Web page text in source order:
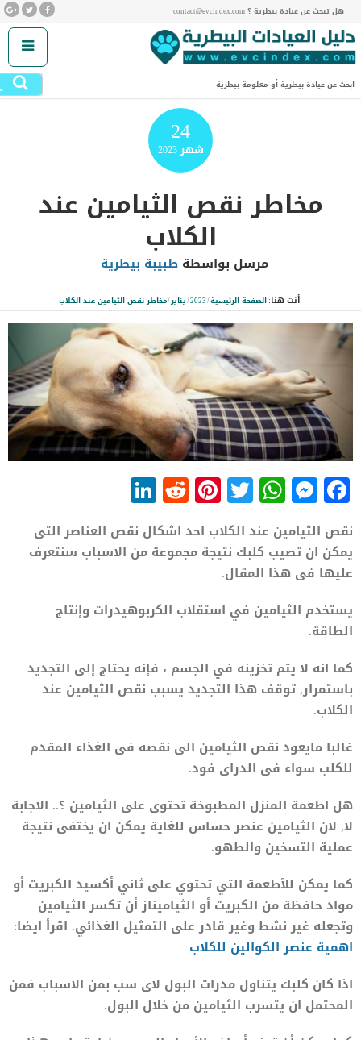
هل تبحث عن عيادة بيطرية ؟ contact@evcindex.com
ابحث عن عيادة بيطرية أو معلومة بيطرية
24
شهر2023
مخاطر نقص الثيامين عند
الكلاب
مرسل بواسطة طبيبة بيطرية
أنت هنا:الصفحة الرئيسية/
2023
/يناير/مخاطر نقص الثيامين عند الكلاب
Facebook
Messenger
WhatsApp
Twitter
Pinterest
Reddit
نقص الثيامين عند الكلاب احد اشكال نقص العناصر التى
يمكن ان تصيب كلبك نتيجة مجموعة من الاسباب سنتعرف
عليها فى هذا المقال.
يستخدم الثيامين في استقلاب الكربوهيدرات وإنتاج
الطاقة.
كما انه لا يتم تخزينه في الجسم ، فإنه يحتاج إلى التجديد
باستمرار, توقف هذا التجديد يسبب نقص الثيامين عند
الكلاب.
غالبا مايعود نقص الثيامين الى نقصه فى الغذاء المقدم
للكلب سواء فى الدراى فود.
هل اطعمة المنزل المطبوخة تحتوى على الثيامين ؟.. الاجابة
لا, لان الثيامين عنصر حساس للغاية يمكن ان يختفى نتيجة
عملية التسخين والطهو.
كما يمكن للأطعمة التي تحتوي على ثاني أكسيد الكبريت أو
مواد حافظة من الكبريت أو الثياميناز أن تكسر الثيامين
وتجعله غير نشط وغير قادر على التمثيل الغذائي. اقرأ ايضا:
اهمية عنصر الكوالين للكلاب
اذا كان كلبك يتناول مدرات البول لاى سب بمن الاسباب فمن
المحتمل ان يتسرب الثيامين من خلال البول.